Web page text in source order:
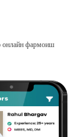
онлайн фармоиш